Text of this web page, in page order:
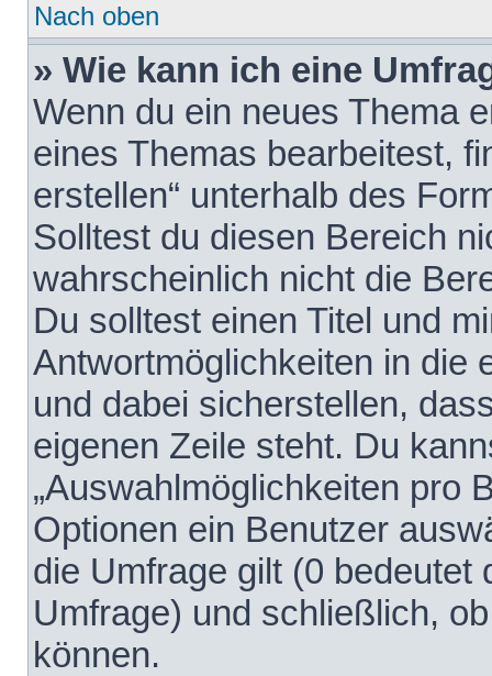
Nach oben
» Wie kann ich eine
Wenn du ein neues Thema
eines Themas bearbeitest,
erstellen“ unterhalb des
Solltest du diesen Bereich
wahrscheinlich nicht die
Du solltest einen Titel und
Antwortmöglichkeiten in die
und dabei sicherstellen,
eigenen Zeile steht. Du
„Auswahlmöglichkeiten pro
Optionen ein Benutzer
die Umfrage gilt (0 bedeutet
Umfrage) und schließlich,
können.